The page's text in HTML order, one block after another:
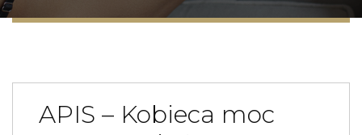
APIS – Kobieca moc